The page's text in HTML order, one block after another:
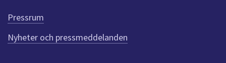
e
n
n
a
Pressrum
Nyheter och pressmeddelanden